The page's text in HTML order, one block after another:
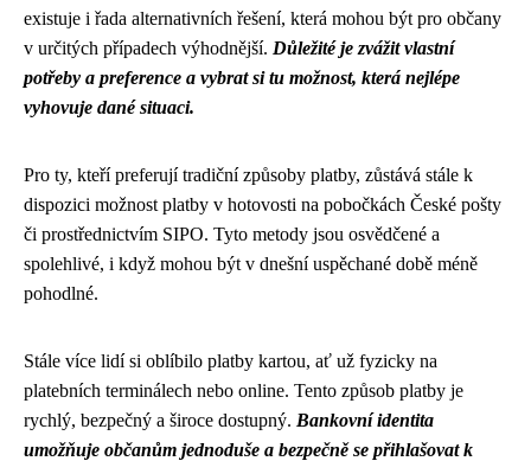
existuje i řada alternativních řešení, která mohou být pro občany
v určitých případech výhodnější. Důležité je zvážit vlastní
potřeby a preference a vybrat si tu možnost, která nejlépe
vyhovuje dané situaci.
Pro ty, kteří preferují tradiční způsoby platby, zůstává stále k
dispozici možnost platby v hotovosti na pobočkách České pošty
či prostřednictvím SIPO. Tyto metody jsou osvědčené a
spolehlivé, i když mohou být v dnešní uspěchané době méně
pohodlné.
Stále více lidí si oblíbilo platby kartou, ať už fyzicky na
platebních terminálech nebo online. Tento způsob platby je
rychlý, bezpečný a široce dostupný. Bankovní identita
umožňuje občanům jednoduše a bezpečně se přihlašovat k